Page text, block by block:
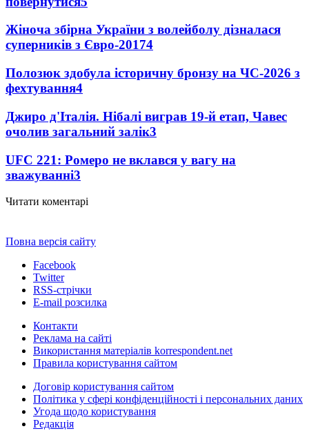
Жіноча збірна України з волейболу дізналася
суперників з Євро-20174
Полозюк здобула історичну бронзу на ЧС-2026 з
фехтування4
Джиро д'Італія. Нібалі виграв 19-й етап, Чавес
очолив загальний залік3
UFC 221: Ромеро не вклався у вагу на
зважуванні3
Читати коментарі
Повна версія сайту
Facebook
Twitter
RSS-стрічки
E-mail розсилка
Контакти
Реклама на сайті
Використання матеріалів korrespondent.net
Правила користування сайтом
Договір користування сайтом
Політика у сфері конфіденційності і персональних даних
Угода щодо користування
Редакція